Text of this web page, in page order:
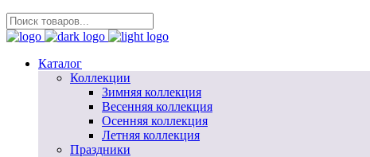
Каталог
Коллекции
Зимняя коллекция
Весенняя коллекция
Осенняя коллекция
Летняя коллекция
Праздники